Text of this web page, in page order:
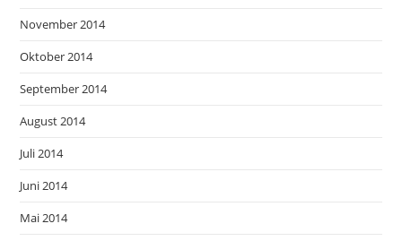
November 2014
Oktober 2014
September 2014
August 2014
Juli 2014
Juni 2014
Mai 2014